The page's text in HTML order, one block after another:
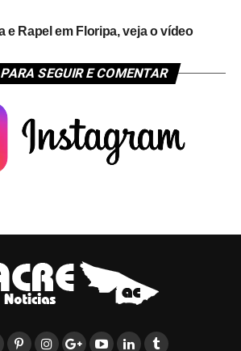
e Rapel em Floripa, veja o vídeo
SEGUIR E COMENTAR